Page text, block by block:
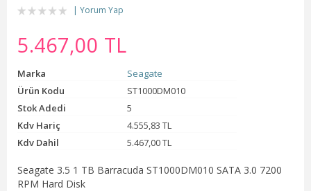
Yorum Yap
5.467,00 TL
Marka
Seagate
Ürün Kodu
ST1000DM010
Stok Adedi
5
Kdv Hariç
4.555,83 TL
Kdv Dahil
5.467,00 TL
Seagate 3.5 1 TB Barracuda ST1000DM010 SATA 3.0 7200
RPM Hard Disk